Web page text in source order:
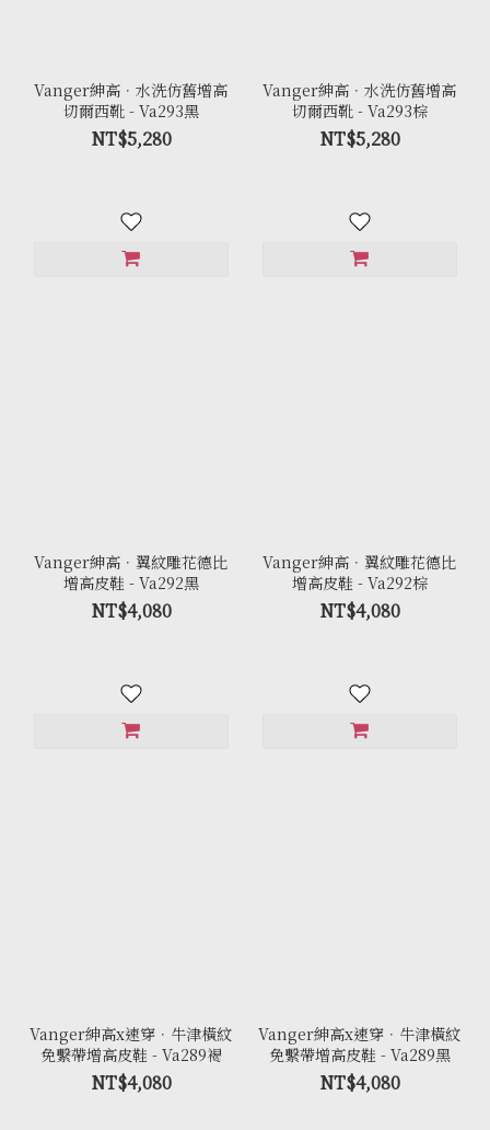
Vanger紳高．水洗仿舊增高
切爾西靴 - Va293黑
NT$5,280
Vanger紳高．水洗仿舊增高
切爾西靴 - Va293棕
NT$5,280
Vanger紳高．翼紋雕花德比
增高皮鞋 - Va292黑
NT$4,080
Vanger紳高．翼紋雕花德比
增高皮鞋 - Va292棕
NT$4,080
Vanger紳高x速穿．牛津橫紋
免繫帶增高皮鞋 - Va289褐
NT$4,080
Vanger紳高x速穿．牛津橫紋
免繫帶增高皮鞋 - Va289黑
NT$4,080